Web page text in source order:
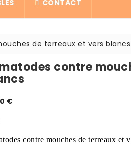
CONTACT
de terreaux et vers blancs
contre
€
contre mouches de terreaux